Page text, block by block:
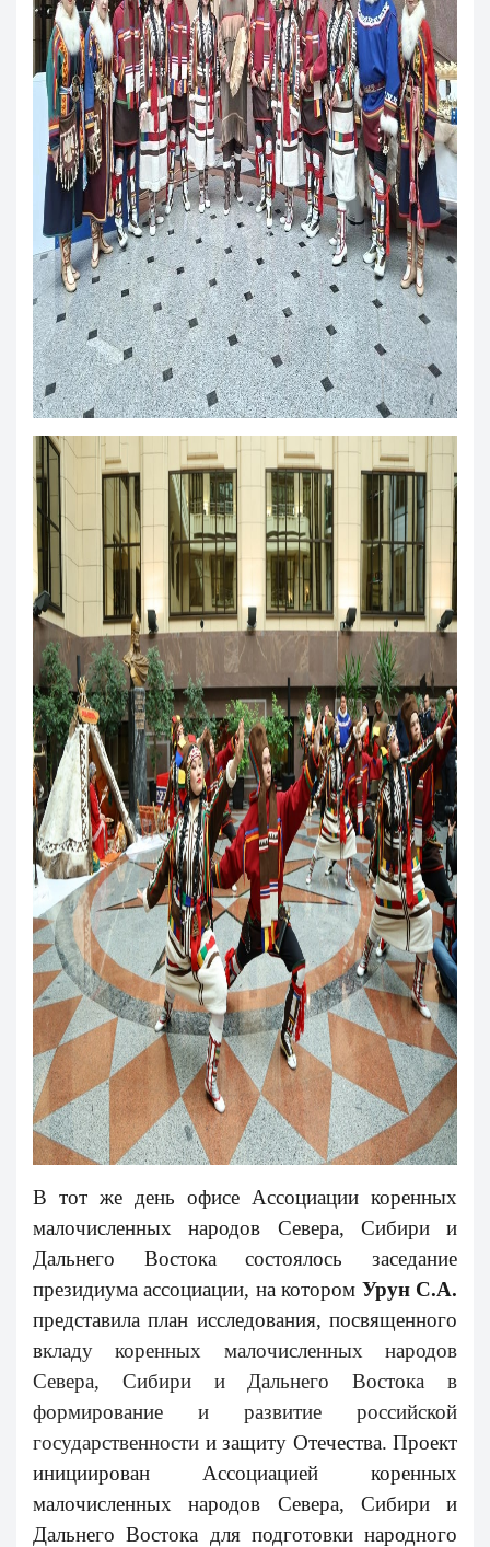
В тот же день офисе Ассоциации коренных
малочисленных народов Севера, Сибири и
Дальнего Востока состоялось заседание
президиума ассоциации, на котором Урун С.А.
представила план исследования, посвященного
вкладу коренных малочисленных народов
Севера, Сибири и Дальнего Востока в
формирование и развитие российской
государственности и защиту Отечества. Проект
инициирован Ассоциацией коренных
малочисленных народов Севера, Сибири и
Дальнего Востока для подготовки народного